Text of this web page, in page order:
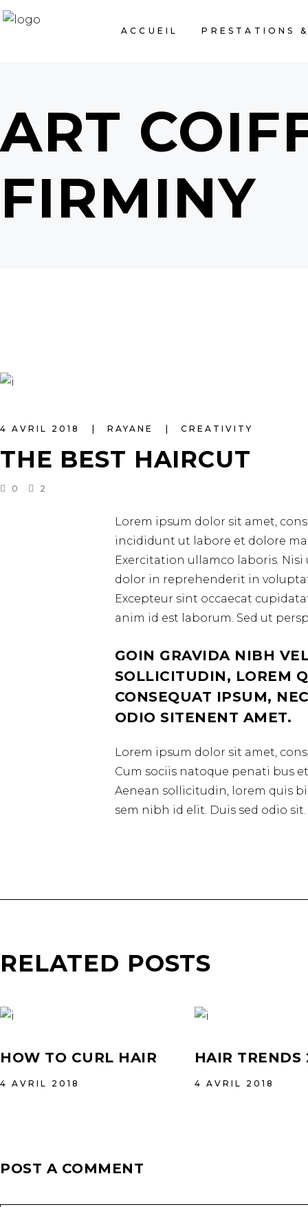
ACCUEIL PRESTATIONS
ART
FIRMINY
4 AVRIL 2018 RAYANE CREATIVITY
THE BEST HAIRCUT
0 2
Lorem ipsum dolor sit amet,
incididunt ut labore et dolore
Exercitation ullamco laboris.
dolor in reprehenderit in
Excepteur sint occaecat
anim id est laborum. Sed ut
GOIN GRAVIDA NIBH
SOLLICITUDIN, LOREM
CONSEQUAT IPSUM,
ODIO SITENENT AMET.
Lorem ipsum dolor sit amet,
Cum sociis natoque penati bus
Aenean sollicitudin, lorem quis
sem nibh id elit. Duis sed odio sit.
RELATED POSTS
HOW TO CURL HAIR
4 AVRIL 2018
HAIR TRENDS
4 AVRIL 2018
POST A COMMENT